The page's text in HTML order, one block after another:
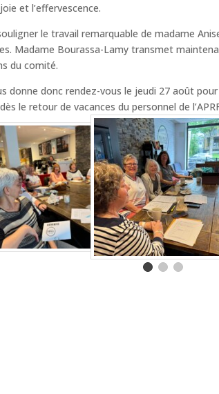
et l’effervescence.
le travail remarquable de madame
Madame Bourassa-Lamy transmet
du comité.
donne donc rendez-vous le jeudi 27 août
le retour de vacances du personnel de